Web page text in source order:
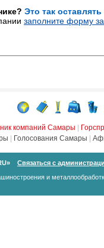
Это так
заполните форму
компаний Самары
Голосования Самары
Связаться с
и